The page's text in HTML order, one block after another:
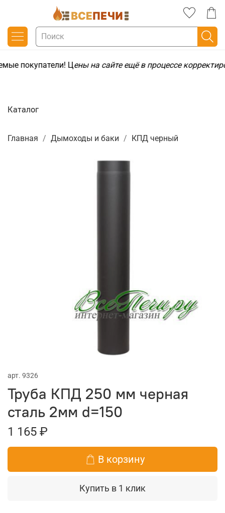
покупатели! Цены на сайте ещё в процессе
Главная Дымоходы и баки КПД черный
арт. 9326
Труба КПД 250 мм черная
сталь 2мм d=150
1 165 ₽
В корзину
Купить в 1 клик
Каталог